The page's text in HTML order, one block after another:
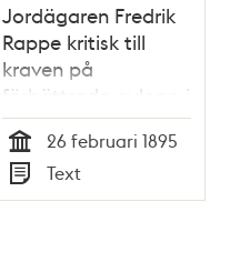
Jordägaren Fredrik
Rappe kritisk till
kraven på
förbättrade avlopp i
Liljeholmstrakten
Tid
26 februari 1895
Typ
Text